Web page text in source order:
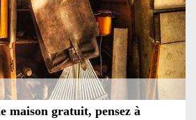
maison gratuit, pensez à